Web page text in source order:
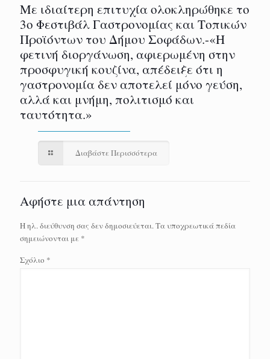
Με ιδιαίτερη επιτυχία ολοκληρώθηκε το
3ο Φεστιβάλ Γαστρονομίας και Τοπικών
Προϊόντων του Δήμου Σοφάδων.-«Η
φετινή διοργάνωση, αφιερωμένη στην
προσφυγική κουζίνα, απέδειξε ότι η
γαστρονομία δεν αποτελεί μόνο γεύση,
αλλά και μνήμη, πολιτισμό και
ταυτότητα.»
Διαβάστε Περισσότερα
Αφήστε μια απάντηση
Η ηλ. διεύθυνση σας δεν δημοσιεύεται.Τα υποχρεωτικά πεδία
σημειώνονται με *
Σχόλιο *